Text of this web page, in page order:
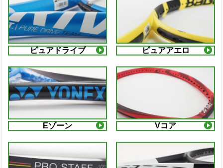
ピュアドライブ ピュアアエロ
Eゾーン Vコア